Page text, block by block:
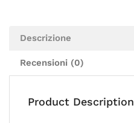
Descrizione
Recensioni (0)
Product Description